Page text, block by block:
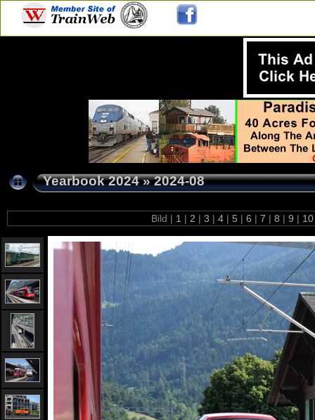
Yearbook 2024»2024-08
Bild | 1 | 2 | 3 | 4 | 5 | 6 | 7 | 8 | 9 |